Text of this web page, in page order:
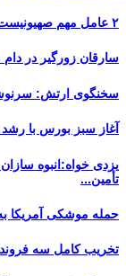
۲ عامل مهم صهیونیست‌ها در جنگ‌های ۱۲ روزه و ۴۰ روزه اعدام شدند
سارقان زورگیر در
سخنگوی ارتش: سرنوشت ۳ خلبان ما هنوز
آغاز سبز بورس با رشد ۱۱۰ هزار واحدی شاخص کل
یزدی خواه:انبوه
تأمین...
حمله موشکی آمریکا به ۲ خوابگاه دانشجویی در
تخریب کامل سه فروند هواپیمای